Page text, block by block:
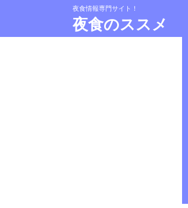
夜食情報専門サイト！
夜食のススメ